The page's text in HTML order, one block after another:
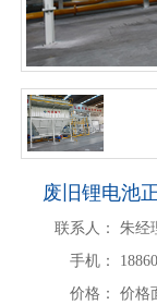
废旧锂电池
联系人：
朱经
手机：
价格：
价格